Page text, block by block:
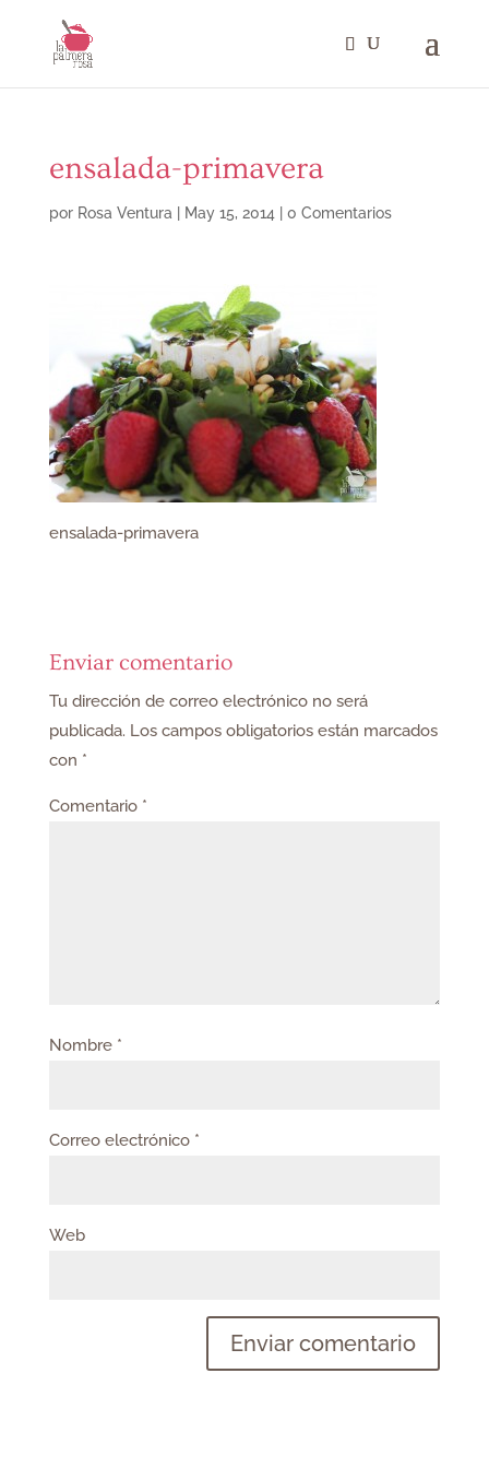
ensalada-primavera
por Rosa Ventura May 15, 2014 0 Comentarios
ensalada-primavera
Enviar comentario
Tu dirección de correo electrónico no será
publicada. Los campos obligatorios están marcados
con *
Comentario *
Nombre *
Correo electrónico *
Web